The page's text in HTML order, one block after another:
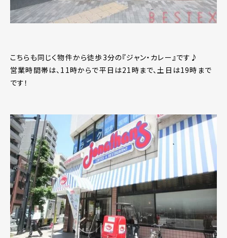
こちらも同じく物件から徒歩3分の『ジャン・カレー』です♪
営業時間帯は、11時からで平日は21時まで、土日は19時まで
です！